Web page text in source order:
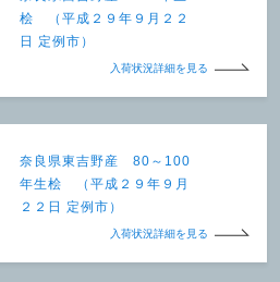
桧 （平成２９年９月２２
日 定例市）
入荷状況詳細を見る
奈良県東吉野産 80～100
年生桧 （平成２９年９月
２２日 定例市）
入荷状況詳細を見る